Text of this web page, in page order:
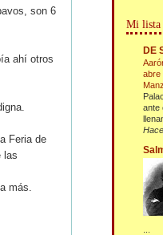
son 6
ahí otros
Feria de
las
más.
Mi lista
DE
abre
ante